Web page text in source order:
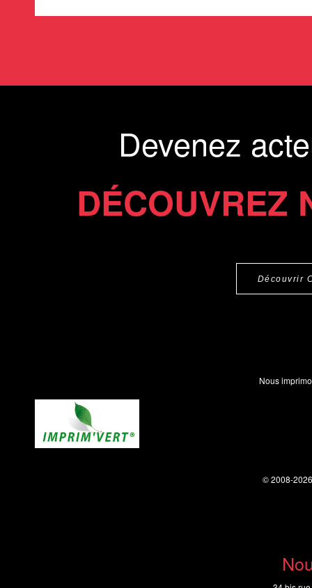
Devenez
DÉCOUVREZ
Découvrir
Nous
© 2008-